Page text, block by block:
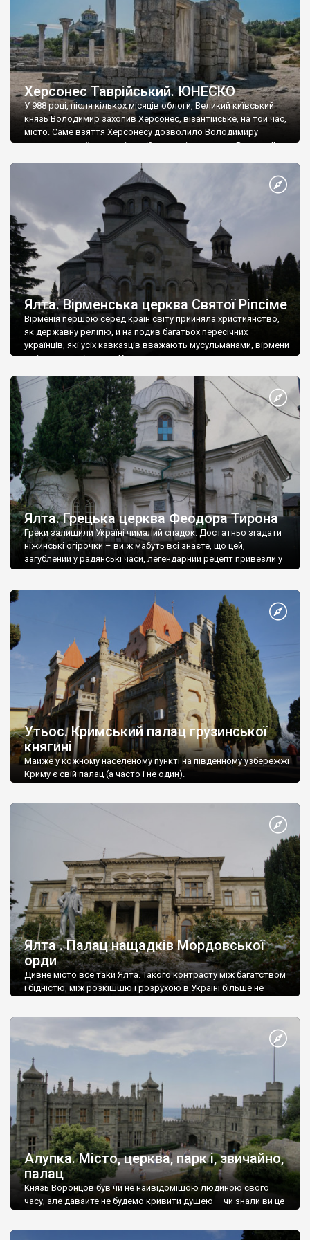
Херсонес Таврійський. ЮНЕСКО
У 988 році, після кількох місяців облоги, Великий київський
князь Володимир захопив Херсонес, візантійське, на той час,
місто. Саме взяття Херсонесу дозволило Володимиру
диктувати свої умови візантійському імператору Василю ІІ, та
Херсонесі Володимир-язичник, став Василем-християнином.
А потім було Хрещення Русі. На честь Херсонесу Таврійського
Ялта. Вірменська церква Святої Ріпсіме
Вірменія першою серед країн світу прийняла християнство,
як державну релігію, й на подив багатьох пересічних
українців, які усіх кавказців вважають мусульманами, вірмени
є відданими вірянами Христа
Ялта. Грецька церква Феодора Тирона
Греки залишили Україні чималий спадок. Достатньо згадати
ніжинські огірочки – ви ж мабуть всі знаєте, що цей,
загублений у радянські часи, легендарний рецепт привезли у
Ніжин греки?
Утьос. Кримський палац грузинської
княгині
Майже у кожному населеному пункті на південному узбережжі
Криму є свій палац (а часто і не один).
Ялта . Палац нащадків Мордовської
орди
Дивне місто все таки Ялта. Такого контрасту між багатством
і бідністю, між розкішшю і розрухою в Україні більше не
Алупка. Місто, церква, парк і, звичайно,
палац
Князь Воронцов був чи не найвідомішою людиною свого
часу, але давайте не будемо кривити душею – чи знали ви це